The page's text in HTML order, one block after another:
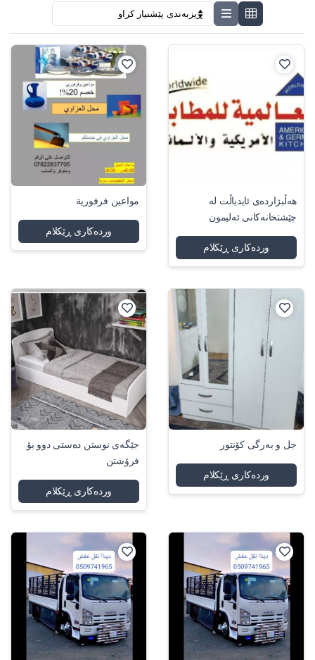
هەڵبژاردەی ئایدیاڵت لە
چێشتخانەکانی ئەلیمون
وردەکاری ڕێکلام
مواعين فرفورية
وردەکاری ڕێکلام
جل و بەرگی کۆنتور
وردەکاری ڕێکلام
جێگەی نوستن دەستی دوو بۆ
فرۆشتن
وردەکاری ڕێکلام